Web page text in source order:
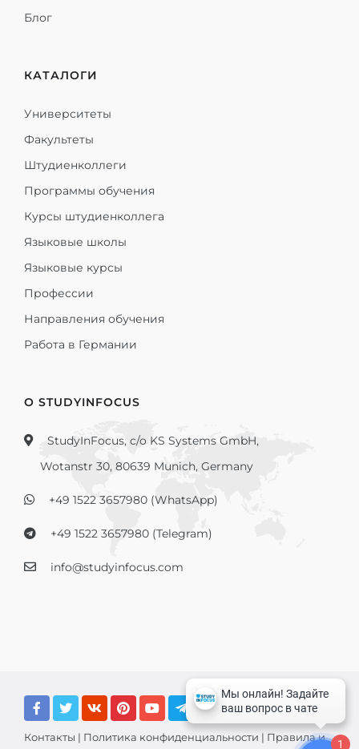
Блог
КАТАЛОГИ
Университеты
Факультеты
Штудиенколлеги
Программы обучения
Курсы штудиенколлега
Языковые школы
Языковые курсы
Профессии
Направления обучения
Работа в Германии
О STUDYINFOCUS
StudyInFocus, c/o KS Systems GmbH,
Wotanstr 30, 80639 Munich, Germany
+49 1522 3657980 (WhatsApp)
+49 1522 3657980 (Telegram)
info@studyinfocus.com
Контакты | Политика конфиденциальности | Правила и
1